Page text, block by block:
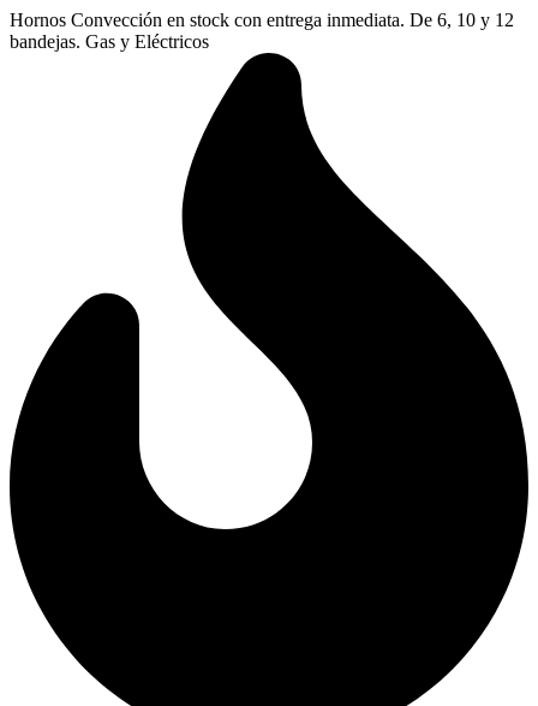
Aller
au
Hornos Convección en stock con entrega inmediata. De 6, 10 y 12
bandejas. Gas y Eléctricos